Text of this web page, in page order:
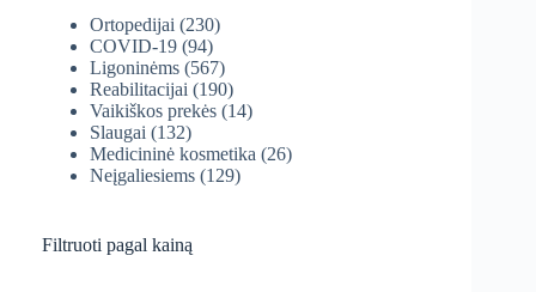
Ortopedijai (230)
COVID-19 (94)
Ligoninėms (567)
Reabilitacijai (190)
Vaikiškos prekės (14)
Slaugai (132)
Medicininė kosmetika (26)
Neįgaliesiems (129)
Filtruoti pagal kainą